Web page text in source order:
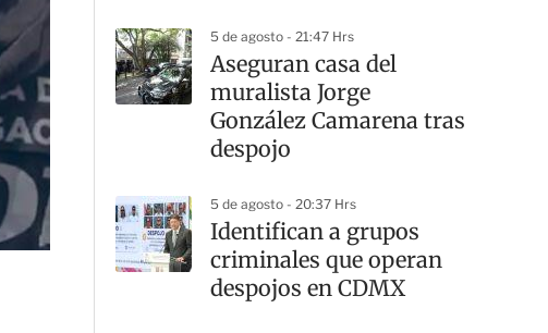
5 de agosto - 21:47 Hrs
Aseguran casa del
muralista Jorge
González Camarena tras
despojo
5 de agosto - 20:37 Hrs
Identifican a grupos
criminales que operan
despojos en CDMX